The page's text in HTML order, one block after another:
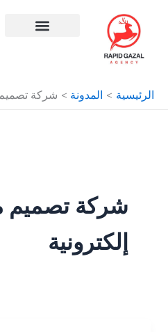
الرئيسية المدونة شركة تصميم
شركة تصميم
إلكترونية